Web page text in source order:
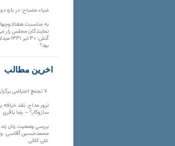
ضیاء مصباح: در باره
به مناسبت
نمایندگان مجلس زار
آتش؛
بود؟
آخرین مطالب
ترور مداح، نقد خرافه
سازوکار؟ – رضا باقری
بررسی وضعیت زنان
محمدحسین آقاسی،
علی کلائی